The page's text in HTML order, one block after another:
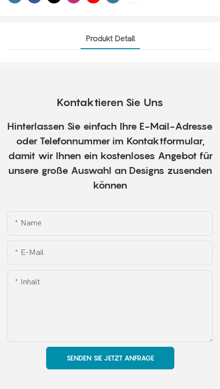
Produkt Detail
Kontaktieren Sie Uns
Hinterlassen Sie einfach Ihre E-Mail-Adresse
oder Telefonnummer im Kontaktformular,
damit wir Ihnen ein kostenloses Angebot für
unsere große Auswahl an Designs zusenden
können
Name
E-Mail
Inhalt
SENDEN SIE JETZT ANFRAGE